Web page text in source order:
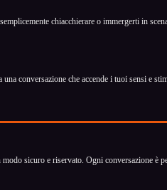
chiacchierare o immergerti in
conversazione che accende i tuoi sensi e
sicuro e riservato. Ogni conversazione è